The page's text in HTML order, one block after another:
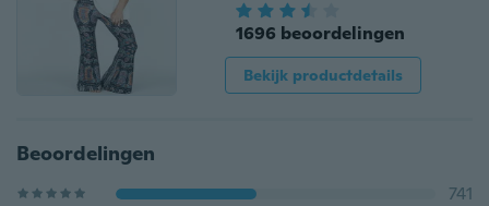
1696 beoordelingen
Bekijk productdetails
Beoordelingen
741